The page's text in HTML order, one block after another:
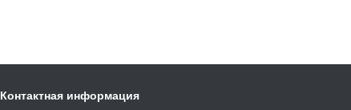
Контактная информация